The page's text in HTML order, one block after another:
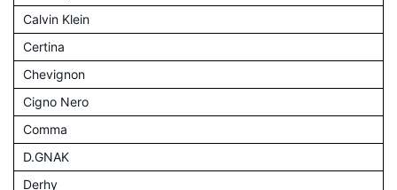
Calvin Klein
Certina
Chevignon
Cigno Nero
Comma
D.GNAK
Derhy